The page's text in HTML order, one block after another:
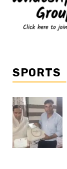
SPORTS